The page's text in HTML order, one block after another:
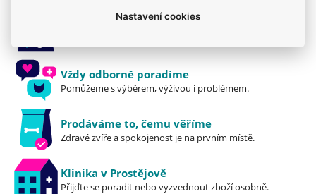
slunečním světlem, po otevření znovu uzavřete.
Jsme zkušení veterináři
Vždy odborně poradíme
Pomůžeme s výběrem, výživou i problémem.
Prodáváme to, čemu věříme
Zdravé zvíře a spokojenost je na prvním místě.
Klinika v Prostějově
Přijďte se poradit nebo vyzvednout zboží osobně.
Nastavení cookies